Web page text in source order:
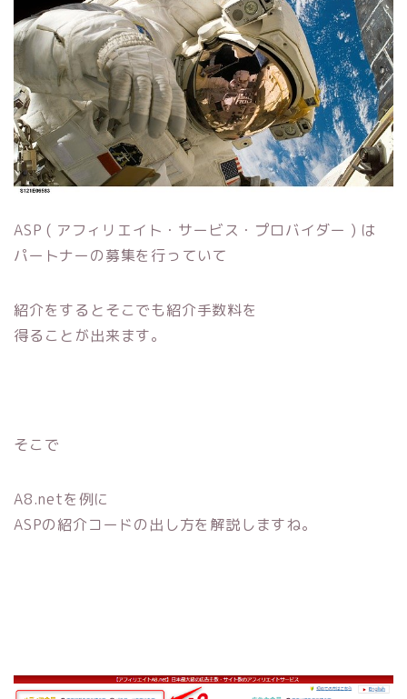
ASP ( アフィリエイト・サービス・プロバイダー ) は
パートナーの募集を行っていて
紹介をするとそこでも紹介手数料を
得ることが出来ます。
そこで
A8.netを例に
ASPの紹介コードの出し方を解説しますね。